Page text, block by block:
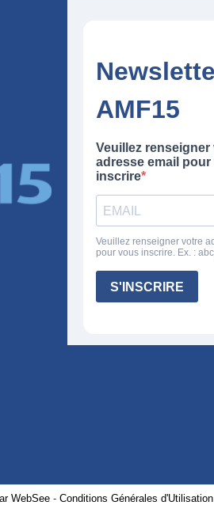
WebSee - Conditions Générales d'Utilisation